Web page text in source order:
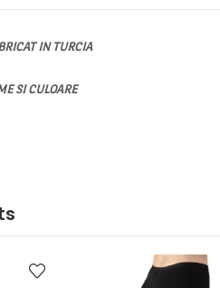
IN TURCIA
SI CULOARE